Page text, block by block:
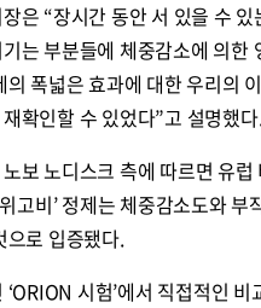
은 “장시간 동안 서 있을 수
는 부분들에 체중감소에 의한
의 폭넓은 효과에 대한 우리의
확인할 수 있었다”고 설명했
보 노디스크 측에 따르면 유럽
고비’ 정제는 체중감소도와
으로 입증됐다.
‘ORION 시험’에서 직접적인